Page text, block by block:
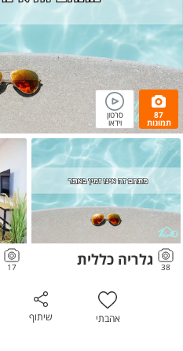
87
תמונות
סרטון
וידאו
38 גלריה כללית 17
אהבתי שיתוף